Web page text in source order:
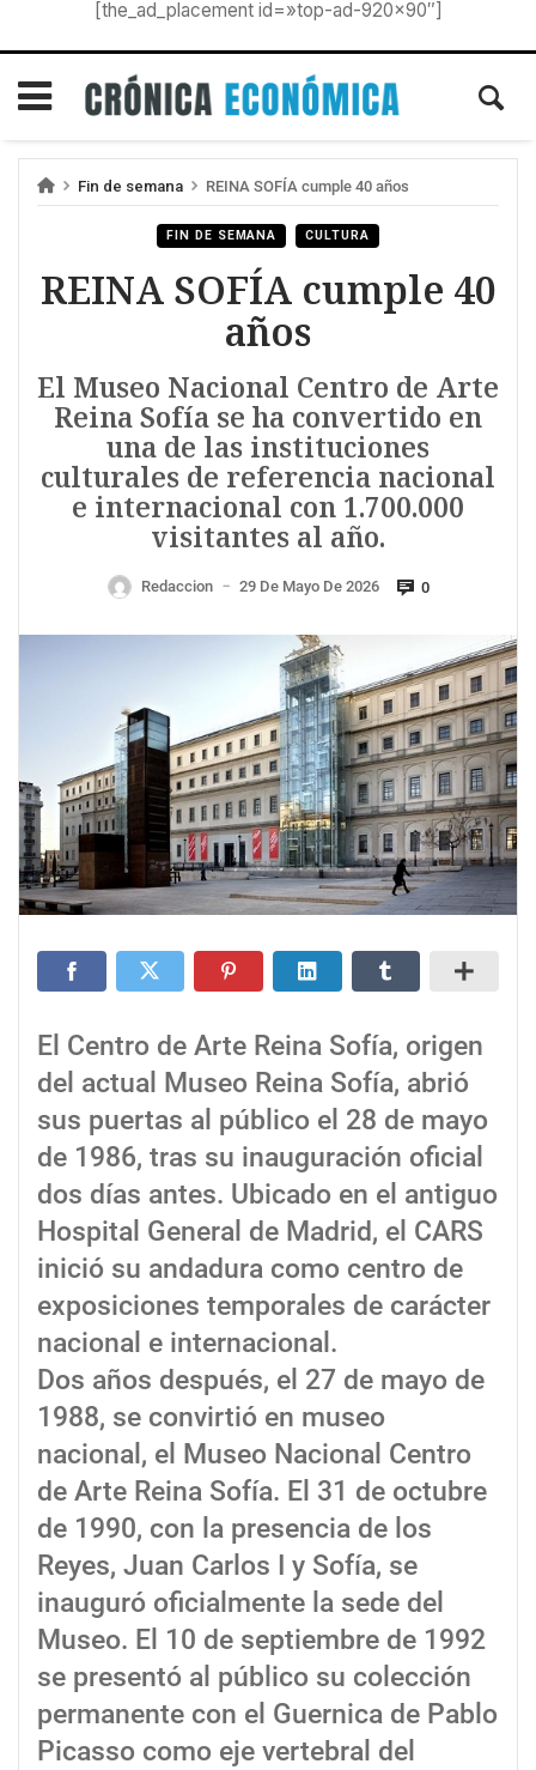
[the_ad_placement id=»top-ad-920×90″]
Fin de semana REINA SOFÍA cumple 40 años
FIN DE SEMANA CULTURA
REINA SOFÍA cumple 40
años
El Museo Nacional Centro de Arte
Reina Sofía se ha convertido en
una de las instituciones
culturales de referencia nacional
e internacional con 1.700.000
visitantes al año.
Redaccion — 29 De Mayo De 2026 0
El Centro de Arte Reina Sofía, origen
del actual Museo Reina Sofía, abrió
sus puertas al público el 28 de mayo
de 1986, tras su inauguración oficial
dos días antes. Ubicado en el antiguo
Hospital General de Madrid, el CARS
inició su andadura como centro de
exposiciones temporales de carácter
nacional e internacional.
Dos años después, el 27 de mayo de
1988, se convirtió en museo
nacional, el Museo Nacional Centro
de Arte Reina Sofía. El 31 de octubre
de 1990, con la presencia de los
Reyes, Juan Carlos I y Sofía, se
inauguró oficialmente la sede del
Museo. El 10 de septiembre de 1992
se presentó al público su colección
permanente con el Guernica de Pablo
Picasso como eje vertebral del